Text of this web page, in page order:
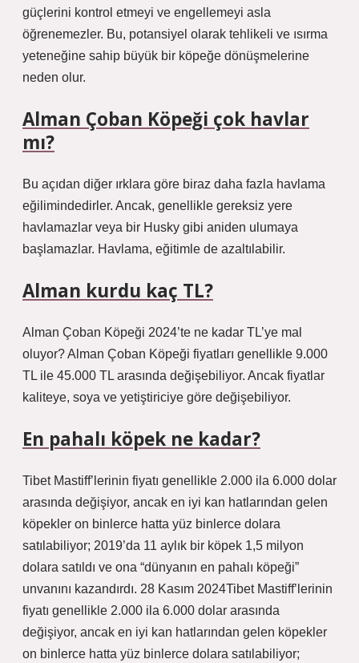
güçlerini kontrol etmeyi ve engellemeyi asla
öğrenemezler. Bu, potansiyel olarak tehlikeli ve ısırma
yeteneğine sahip büyük bir köpeğe dönüşmelerine
neden olur.
Alman Çoban Köpeği çok havlar
mı?
Bu açıdan diğer ırklara göre biraz daha fazla havlama
eğilimindedirler. Ancak, genellikle gereksiz yere
havlamazlar veya bir Husky gibi aniden ulumaya
başlamazlar. Havlama, eğitimle de azaltılabilir.
Alman kurdu kaç TL?
Alman Çoban Köpeği 2024’te ne kadar TL’ye mal
oluyor? Alman Çoban Köpeği fiyatları genellikle 9.000
TL ile 45.000 TL arasında değişebiliyor. Ancak fiyatlar
kaliteye, soya ve yetiştiriciye göre değişebiliyor.
En pahalı köpek ne kadar?
Tibet Mastiff’lerinin fiyatı genellikle 2.000 ila 6.000 dolar
arasında değişiyor, ancak en iyi kan hatlarından gelen
köpekler on binlerce hatta yüz binlerce dolara
satılabiliyor; 2019’da 11 aylık bir köpek 1,5 milyon
dolara satıldı ve ona “dünyanın en pahalı köpeği”
unvanını kazandırdı. 28 Kasım 2024Tibet Mastiff’lerinin
fiyatı genellikle 2.000 ila 6.000 dolar arasında
değişiyor, ancak en iyi kan hatlarından gelen köpekler
on binlerce hatta yüz binlerce dolara satılabiliyor;